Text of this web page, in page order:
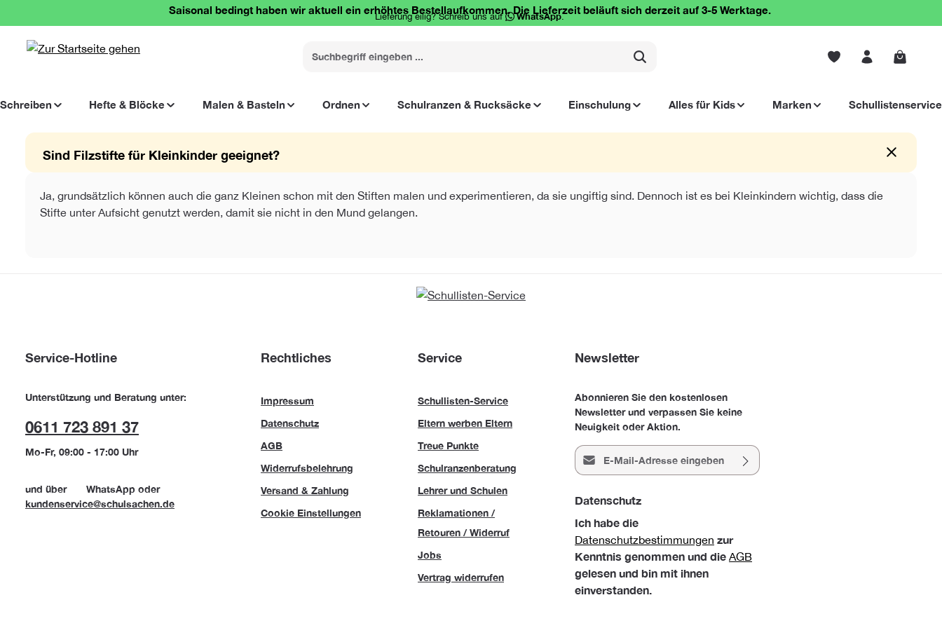
Zur Hauptnavigation springenSaisonal bedingt haben wir aktuell ein erhöhtes Bestellaufkommen. Die Lieferzeit beläuft sich derzeit auf 3-5 Werktage.
Lieferung eilig? Schreib uns auf WhatsApp.
Schreiben Hefte & Blöcke Malen & Basteln Ordnen Schulranzen & Rucksäcke Einschulung Alles für Kids Marken Schullistenservice
Sind Filzstifte für Kleinkinder geeignet?
Ja, grundsätzlich können auch die ganz Kleinen schon mit den Stiften malen und experimentieren, da sie ungiftig sind. Dennoch ist es bei Kleinkindern wichtig, dass die
Stifte unter Aufsicht genutzt werden, damit sie nicht in den Mund gelangen.
Service-Hotline
Unterstützung und Beratung unter:
0611 723 891 37
Mo-Fr, 09:00 - 17:00 Uhr
und über WhatsApp oder
kundenservice@schulsachen.de
Rechtliches
Impressum
Datenschutz
AGB
Widerrufsbelehrung
Versand & Zahlung
Cookie Einstellungen
Service
Schullisten-Service
Eltern werben Eltern
Treue Punkte
Schulranzenberatung
Lehrer und Schulen
Reklamationen /
Retouren / Widerruf
Jobs
Vertrag widerrufen
Newsletter
Abonnieren Sie den kostenlosen
Newsletter und verpassen Sie keine
Neuigkeit oder Aktion.
E-Mail-Adresse*
Datenschutz
Ich habe die
Datenschutzbestimmungen zur
Kenntnis genommen und die AGB
gelesen und bin mit ihnen
einverstanden.